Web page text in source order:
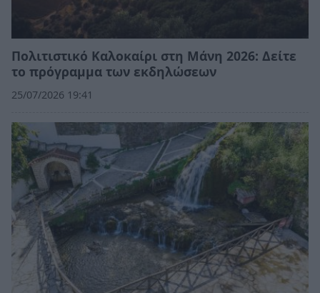
Πολιτιστικό Καλοκαίρι στη Μάνη 2026: Δείτε
το πρόγραμμα των εκδηλώσεων
25/07/2026 19:41